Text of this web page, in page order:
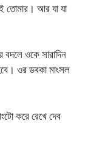
তোমার। আর যা যা
ওকে সারাদিন
ওর ডবকা মাংসল
করে রেখে দেব